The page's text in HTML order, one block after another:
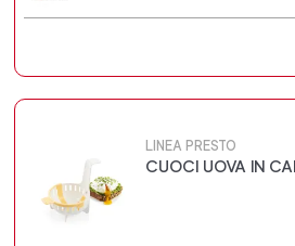
LINEA PRESTO
CUOCI UOVA IN